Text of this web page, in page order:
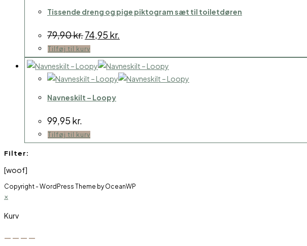
Tissende dreng og pige piktogram sæt til toiletdøren
79,90kr.Den
oprindelige
pris
var:
79,90 kr..
74,95 kr.
aktuelle
er:
74,95 kr..
Tilføj til kurv
Navneskilt – Loopy
99,95 kr.
Tilføj til kurv
Filter:
[woof]
Copyright - WordPress Theme by OceanWP
×
Kurv